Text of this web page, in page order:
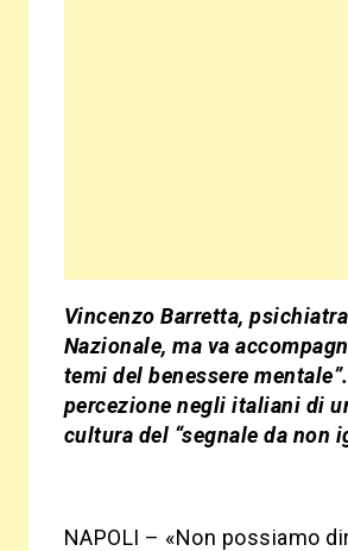
Vincenzo Barretta,
Nazionale, ma va
temi del benessere
percezione negli italiani di
cultura del “segnale da non
NAPOLI – «Non possiamo